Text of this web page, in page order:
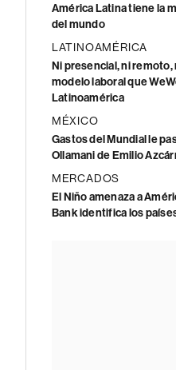
América Latina tiene la
del mundo
LATINOAMÉRICA
Ni presencial, ni
modelo laboral que
Latinoamérica
MÉXICO
Gastos del Mundial le
Ollamani de Emilio
MERCADOS
El Niño amenaza a
Bank identifica los